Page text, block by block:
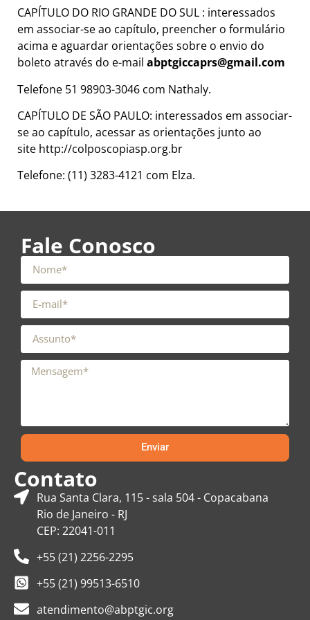
CAPÍTULO DO RIO GRANDE DO SUL : interessados
em associar-se ao capítulo, preencher o formulário
acima e aguardar orientações sobre o envio do
boleto através do e-mail abptgiccaprs@gmail.com
Telefone 51 98903-3046 com Nathaly.
CAPÍTULO DE SÃO PAULO: interessados em associar-
se ao capítulo, acessar as orientações junto ao
site http://colposcopiasp.org.br
Telefone: (11) 3283-4121 com Elza.
Fale Conosco
Enviar
Contato
Rua Santa Clara, 115 - sala 504 - Copacabana
Rio de Janeiro - RJ
CEP: 22041-011
+55 (21) 2256-2295
+55 (21) 99513-6510
atendimento@abptgic.org